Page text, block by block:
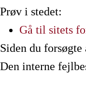
Prøv i stedet:
Gå til sitets
Siden du
Den interne